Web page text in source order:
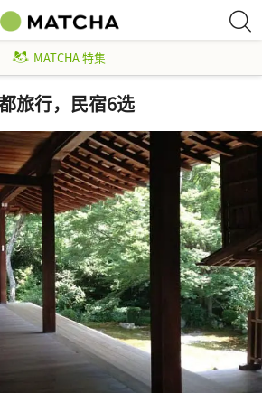
MATCHA 特集
旅行，民宿6选